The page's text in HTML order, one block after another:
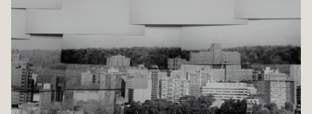
Montréalité
Rencontres
Restauration